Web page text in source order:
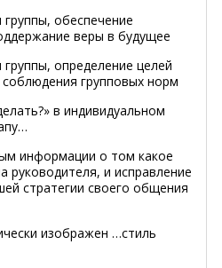
обеспечение
веры в будущее
определение целей
групповых норм
в индивидуальном
информации о том какое
руководителя, и исправление
стратегии своего общения
изображен …стиль